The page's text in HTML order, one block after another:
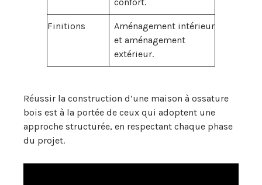
Finitions
Aménagement intérieur
et aménagement
extérieur.
Réussir la construction d’une maison à ossature
bois est à la portée de ceux qui adoptent une
approche structurée, en respectant chaque phase
du projet.